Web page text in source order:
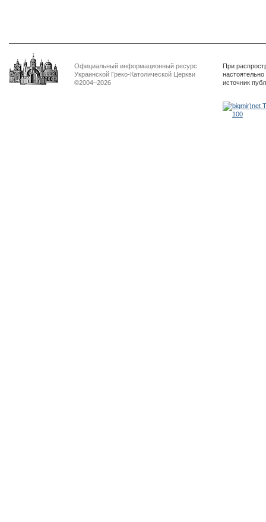
Официальный информационный ресурс
Украинской Греко-Католической Церкви
©2004–2026
При
источник